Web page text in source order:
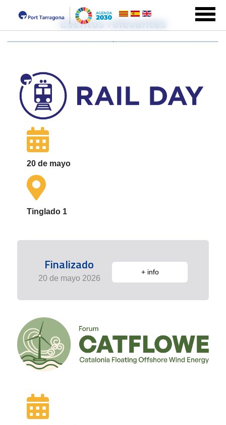
Eventos relevantes
20 de mayo
Tinglado 1
Finalizado
20 de mayo 2026
+ info